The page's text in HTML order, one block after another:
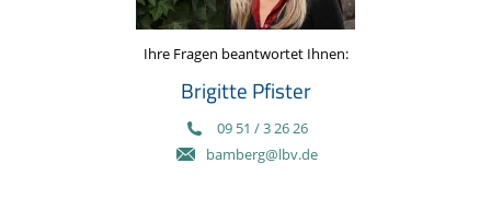
Ihre Fragen beantwortet Ihnen:
Brigitte Pfister
09 51 / 3 26 26
bamberg@lbv.de